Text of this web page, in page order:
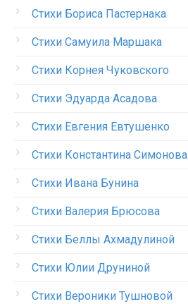
Стихи Бориса Пастернака
Стихи Самуила Маршака
Стихи Корнея Чуковского
Стихи Эдуарда Асадова
Стихи Евгения Евтушенко
Стихи Константина Симонова
Стихи Ивана Бунина
Стихи Валерия Брюсова
Стихи Беллы Ахмадулиной
Стихи Юлии Друниной
Стихи Вероники Тушновой